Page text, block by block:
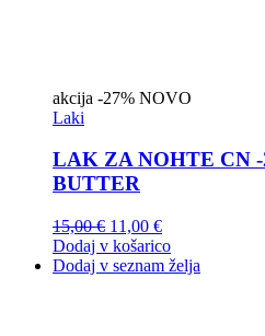
akcija -27% NOVO
Laki
LAK ZA NOHTE CN
BUTTER
15,00€ 11,00 €
Dodaj v košarico
Dodaj v seznam želja